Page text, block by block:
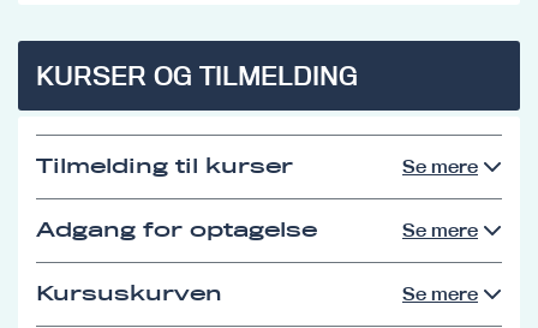
KURSER OG TILMELDING
Tilmelding til kurser Se mere
Adgang for optagelse Se mere
Kursuskurven Se mere